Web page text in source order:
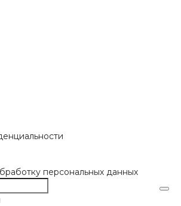
персональных данных